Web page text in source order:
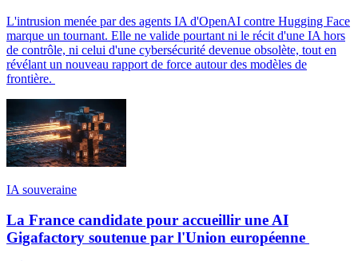
L'intrusion menée par des agents IA d'OpenAI contre Hugging Face
marque un tournant. Elle ne valide pourtant ni le récit d'une IA hors
de contrôle, ni celui d'une cybersécurité devenue obsolète, tout en
révélant un nouveau rapport de force autour des modèles de
frontière.
IA souveraine
La France candidate pour accueillir une AI
Gigafactory soutenue par l'Union européenne